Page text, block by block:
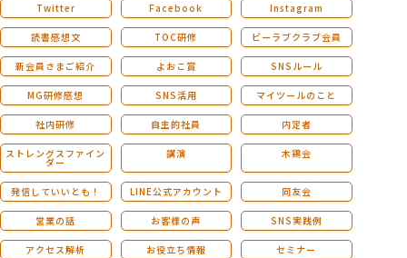
Twitter Facebook Instagram
読書感想文 TOC研修 ビーラブクラブ会員
新会員さまご紹介 よおこ賞 SNSルール
MG研修感想 SNS活用 マイツールのこと
社内研修 自主的社員 内定者
ストレングスファイン
ダー
講演 木鶏会
発信していいとも！ LINE公式アカウント 同友会
営業の話 お客様の声 SNS実践例
アクセス解析 お役立ち情報 セミナー